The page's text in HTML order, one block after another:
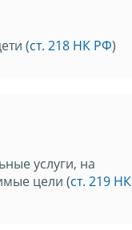
(ст. 218 НК РФ)
услуги, на
цели (ст. 219 НК